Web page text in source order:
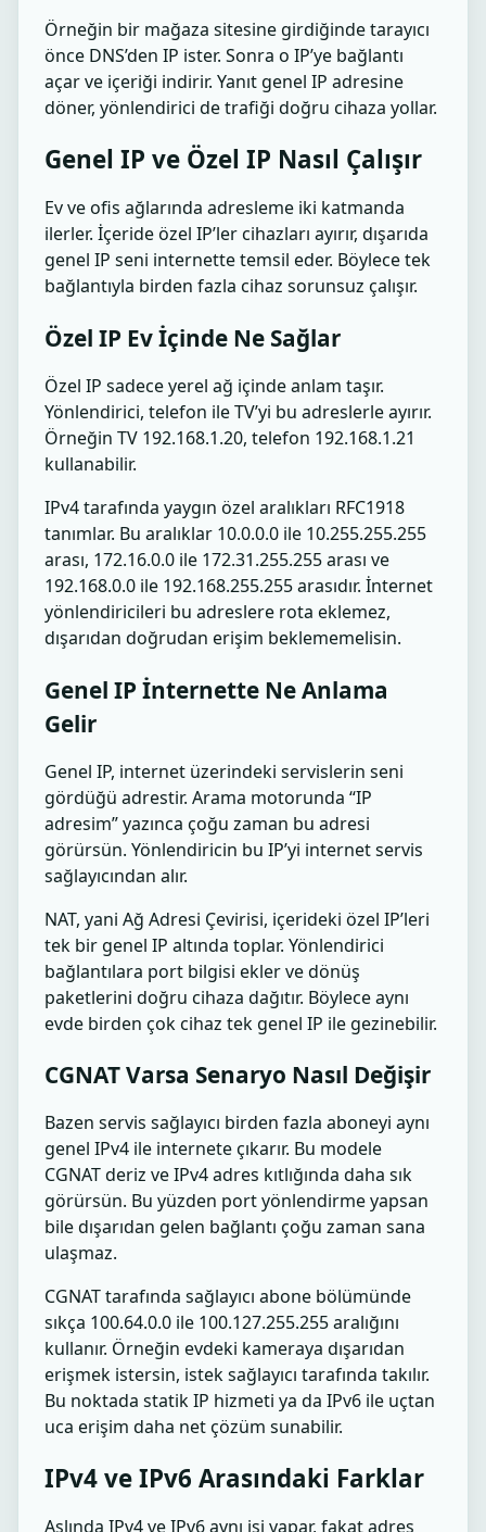
Örneğin bir mağaza sitesine girdiğinde tarayıcı
önce DNS’den IP ister. Sonra o IP’ye bağlantı
açar ve içeriği indirir. Yanıt genel IP adresine
döner, yönlendirici de trafiği doğru cihaza yollar.
Genel IP ve Özel IP Nasıl Çalışır
Ev ve ofis ağlarında adresleme iki katmanda
ilerler. İçeride özel IP’ler cihazları ayırır, dışarıda
genel IP seni internette temsil eder. Böylece tek
bağlantıyla birden fazla cihaz sorunsuz çalışır.
Özel IP Ev İçinde Ne Sağlar
Özel IP sadece yerel ağ içinde anlam taşır.
Yönlendirici, telefon ile TV’yi bu adreslerle ayırır.
Örneğin TV 192.168.1.20, telefon 192.168.1.21
kullanabilir.
IPv4 tarafında yaygın özel aralıkları RFC1918
tanımlar. Bu aralıklar 10.0.0.0 ile 10.255.255.255
arası, 172.16.0.0 ile 172.31.255.255 arası ve
192.168.0.0 ile 192.168.255.255 arasıdır. İnternet
yönlendiricileri bu adreslere rota eklemez,
dışarıdan doğrudan erişim beklememelisin.
Genel IP İnternette Ne Anlama
Gelir
Genel IP, internet üzerindeki servislerin seni
gördüğü adrestir. Arama motorunda “IP
adresim” yazınca çoğu zaman bu adresi
görürsün. Yönlendiricin bu IP’yi internet servis
sağlayıcından alır.
NAT, yani Ağ Adresi Çevirisi, içerideki özel IP’leri
tek bir genel IP altında toplar. Yönlendirici
bağlantılara port bilgisi ekler ve dönüş
paketlerini doğru cihaza dağıtır. Böylece aynı
evde birden çok cihaz tek genel IP ile gezinebilir.
CGNAT Varsa Senaryo Nasıl Değişir
Bazen servis sağlayıcı birden fazla aboneyi aynı
genel IPv4 ile internete çıkarır. Bu modele
CGNAT deriz ve IPv4 adres kıtlığında daha sık
görürsün. Bu yüzden port yönlendirme yapsan
bile dışarıdan gelen bağlantı çoğu zaman sana
ulaşmaz.
CGNAT tarafında sağlayıcı abone bölümünde
sıkça 100.64.0.0 ile 100.127.255.255 aralığını
kullanır. Örneğin evdeki kameraya dışarıdan
erişmek istersin, istek sağlayıcı tarafında takılır.
Bu noktada statik IP hizmeti ya da IPv6 ile uçtan
uca erişim daha net çözüm sunabilir.
IPv4 ve IPv6 Arasındaki Farklar
Aslında IPv4 ve IPv6 aynı işi yapar, fakat adres